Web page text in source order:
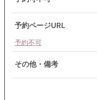
予約ページURL
予約不可
その他・備考